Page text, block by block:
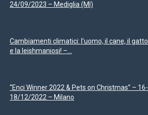
24/09/2023 – Mediglia (MI)
Cambiamenti climatici: l’uomo, il cane, il gatto
e la leishmaniosi! –...
“Enci Winner 2022 & Pets on Christmas” – 16-
18/12/2022 – Milano